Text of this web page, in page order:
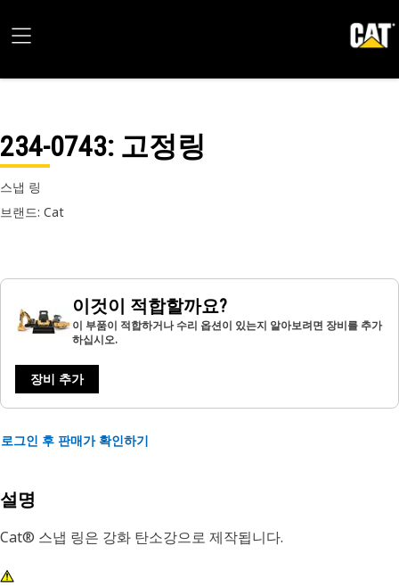
234-0743: 고정링
스냅 링
브랜드: Cat
이것이 적합할까요?
이 부품이 적합하거나 수리 옵션이 있는지 알아보려면 장비를 추가
하십시오.
장비 추가
로그인 후 판매가 확인하기
설명
Cat® 스냅 링은 강화 탄소강으로 제작됩니다.